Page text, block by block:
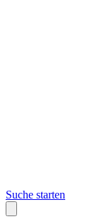
Suche starten